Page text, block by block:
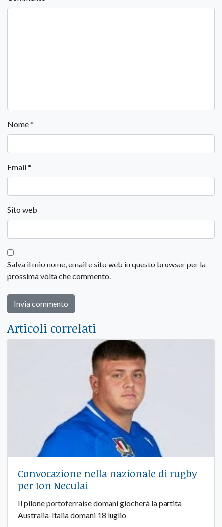
Nome*
Email*
Sito web
Salva il mio nome, email e sito web in questo browser per la
prossima volta che commento.
Articoli correlati
Convocazione nella nazionale di rugby
per Ion Neculai
Il pilone portoferraise domani giocherà la partita
Australia-Italia domani 18 luglio